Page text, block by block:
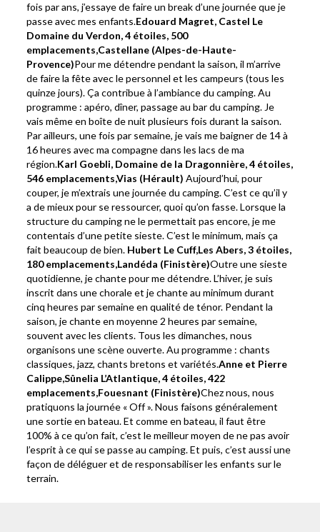
fois par ans, j’essaye de faire un break d’une journée que je
passe avec mes enfants.Edouard Magret, Castel Le
Domaine du Verdon,4 étoiles, 500
emplacements,Castellane (Alpes-de-Haute-
Provence)Pour me détendre pendant la saison, il m’arrive
de faire la fête avec le personnel et les campeurs (tous les
quinze jours). Ça contribue à l’ambiance du camping. Au
programme : apéro, dîner, passage au bar du camping. Je
vais même en boîte de nuit plusieurs fois durant la saison.
Par ailleurs, une fois par semaine, je vais me baigner de 14 à
16 heures avec ma compagne dans les lacs de ma
région.Karl Goebli, Domaine de la Dragonnière,4 étoiles,
546 emplacements,Vias (Hérault)Aujourd’hui, pour
couper, je m’extrais une journée du camping. C’est ce qu’il y
a de mieux pour se ressourcer, quoi qu’on fasse. Lorsque la
structure du camping ne le permettait pas encore, je me
contentais d’une petite sieste. C’est le minimum, mais ça
fait beaucoup de bien. Hubert Le Cuff,Les Abers,3 étoiles,
180 emplacements,Landéda (Finistère)Outre une sieste
quotidienne, je chante pour me détendre. L’hiver, je suis
inscrit dans une chorale et je chante au minimum durant
cinq heures par semaine en qualité de ténor. Pendant la
saison, je chante en moyenne 2 heures par semaine,
souvent avec les clients. Tous les dimanches, nous
organisons une scène ouverte. Au programme : chants
classiques, jazz, chants bretons et variétés.Anne et Pierre
Calippe,Sûnelia L’Atlantique,4 étoiles, 422
emplacements,Fouesnant (Finistère)Chez nous, nous
pratiquons la journée « Off ». Nous faisons généralement
une sortie en bateau. Et comme en bateau, il faut être
100% à ce qu’on fait, c’est le meilleur moyen de ne pas avoir
l’esprit à ce qui se passe au camping. Et puis, c’est aussi une
façon de déléguer et de responsabiliser les enfants sur le
terrain.